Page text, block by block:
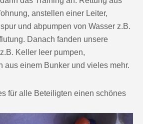
anstellen einer Leiter,
und abpumpen von Wasser z.B.
Danach fanden unsere
Keller leer pumpen,
aus einem Bunker und vieles mehr.
für alle Beteiligten einen schönes